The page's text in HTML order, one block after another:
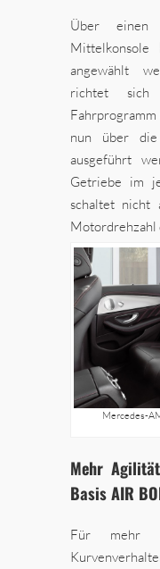
Über
Mittelkonsole
angewählt
richtet sich
nun über die
ausgeführt
Getriebe im
schaltet nicht
Motordrehzahl
Mercedes-
Mehr
Basis AIR
Für mehr